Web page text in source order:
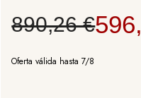
890,26 €
Oferta válida hasta 7/8